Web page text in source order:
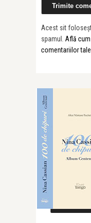
Acest sit
spamul. Află
comentariilor tale
CAUTĂ ÎN